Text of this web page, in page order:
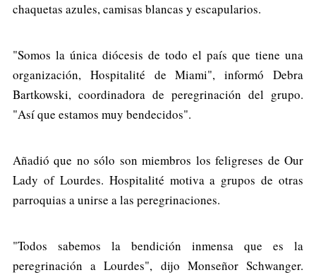
chaquetas azules, camisas blancas y escapularios.
"Somos la única diócesis de todo el país que tiene una
organización, Hospitalité de Miami", informó Debra
Bartkowski, coordinadora de peregrinación del grupo.
"Así que estamos muy bendecidos".
Añadió que no sólo son miembros los feligreses de Our
Lady of Lourdes. Hospitalité motiva a grupos de otras
parroquias a unirse a las peregrinaciones.
"Todos sabemos la bendición inmensa que es la
peregrinación a Lourdes", dijo Monseñor Schwanger.